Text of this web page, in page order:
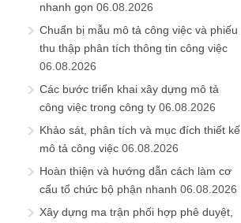
nhanh gọn 06.08.2026
Chuẩn bị mẫu mô tả công việc và phiếu
thu thập phân tích thông tin công việc
06.08.2026
Các bước triển khai xây dựng mô tả
công việc trong công ty 06.08.2026
Khảo sát, phân tích và mục đích thiết kế
mô tả công việc 06.08.2026
Hoàn thiện và hướng dẫn cách làm cơ
cấu tổ chức bộ phận nhanh 06.08.2026
Xây dựng ma trận phối hợp phê duyệt,